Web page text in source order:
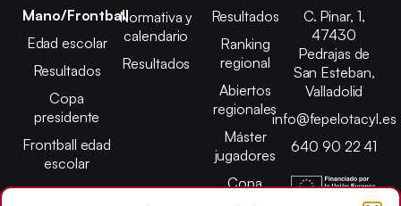
Mano/Frontball
Edad escolar
Resultados
Copa
presidente
Frontball edad
escolar
Normativa y
calendario
Resultados
Resultados
Ranking
regional
Abiertos
regionales
Máster
jugadores
Copa
presidente
C. Pinar, 1,
47430
Pedrajas de
San Esteban,
Valladolid
info@fepelotacyl.es
640 90 22 41